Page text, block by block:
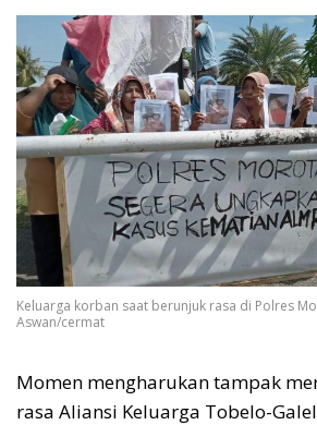
Keluarga korban saat berunjuk rasa di Polres
Aswan/cermat
Momen mengharukan tampak
rasa Aliansi Keluarga Tobelo-